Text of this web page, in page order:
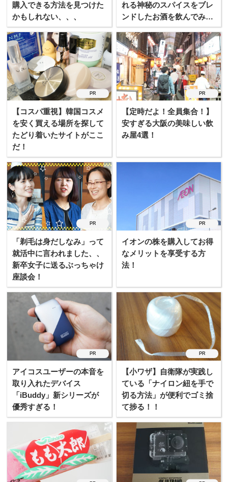
購入できる方法を見つけた
かもしれない、、、
れる神秘のスパイスをブレ
ンドしたお酒を飲んでみ
た！
【コスパ重視】韓国コスメ
を安く買える場所を探して
たどり着いたサイトがここ
だ！
PR
【定時だよ！全員集合！】
安すぎる大阪の美味しい飲
み屋4選！
PR
「剃毛は身だしなみ」って
就活中に言われました、、
新卒女子に送るぶっちゃけ
座談会！
PR
イオンの株を購入してお得
なメリットを享受する方
法！
PR
アイコスユーザーの本音を
取り入れたデバイス
「iBuddy」新シリーズが
優秀すぎる！
PR
【小ワザ】自衛隊が実践し
ている「ナイロン紐を手で
切る方法」が便利でゴミ捨
て捗る！！
PR